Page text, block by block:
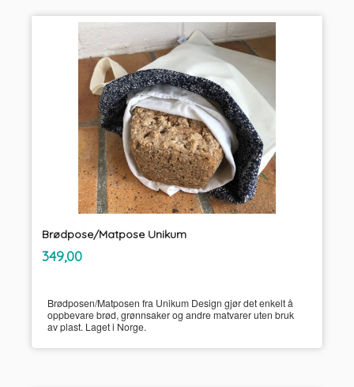
Brødpose/Matpose Unikum
Pris
349,00mva.
Brødposen/Matposen fra Unikum Design gjør det enkelt å
oppbevare brød, grønnsaker og andre matvarer uten bruk
av plast. Laget i Norge.